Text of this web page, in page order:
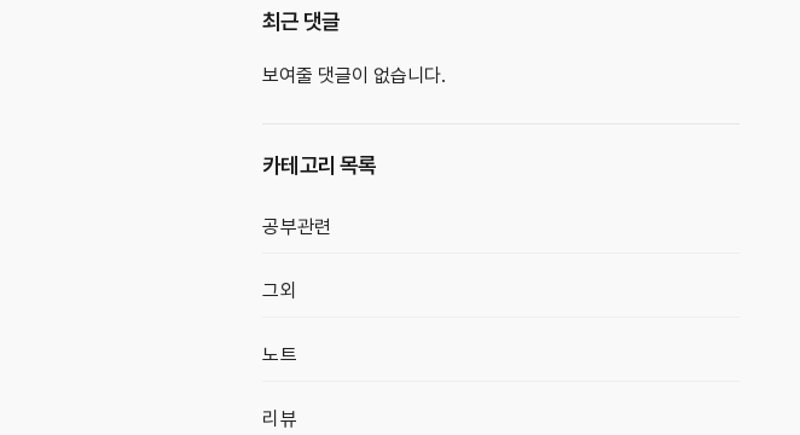
최근 댓글
보여줄 댓글이 없습니다.
카테고리 목록
공부관련
그외
노트
리뷰